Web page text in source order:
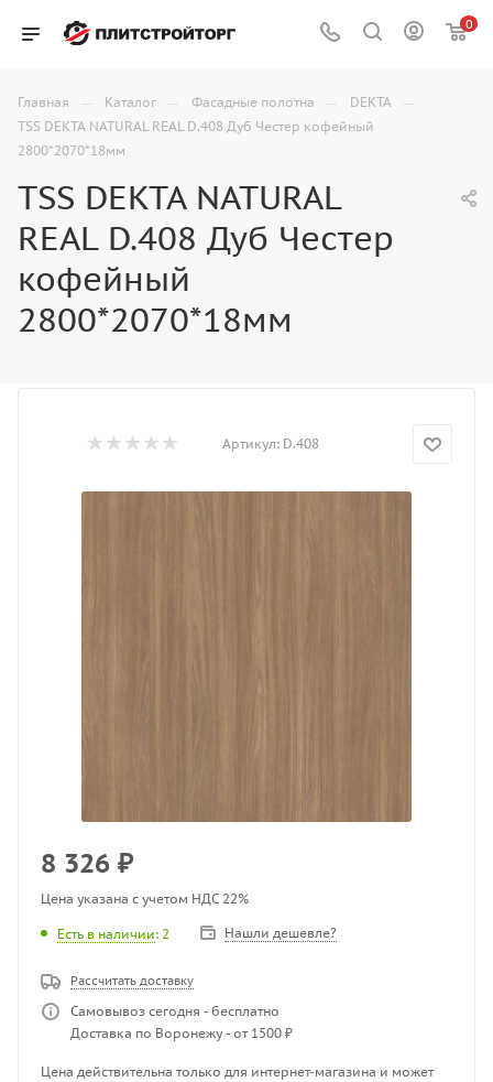
0
Главная — Каталог — Фасадные полотна — DEKTA —
TSS DEKTA NATURAL REAL D.408 Дуб Честер кофейный
2800*2070*18мм
TSS DEKTA NATURAL
REAL D.408 Дуб Честер
кофейный
2800*2070*18мм
Артикул: D.408
8 326 ₽
Цена указана с учетом НДС 22%
Есть в наличии: 2 Нашли дешевле?
Рассчитать доставку
Самовывоз сегодня - бесплатно
Доставка по Воронежу - от 1500 ₽
Цена действительна только для интернет-магазина и может